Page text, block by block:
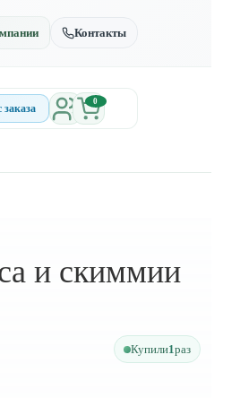
Контакты
заказа
0
и скиммии
Купили1раз